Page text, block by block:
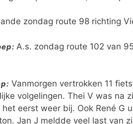
zondag route 98 richting
A.s. zondag route 102 van
Vanmorgen vertrokken 11
volgelingen. Thei V was na
het eerst weer bij. Ook René G
Jan J meldde veel last van